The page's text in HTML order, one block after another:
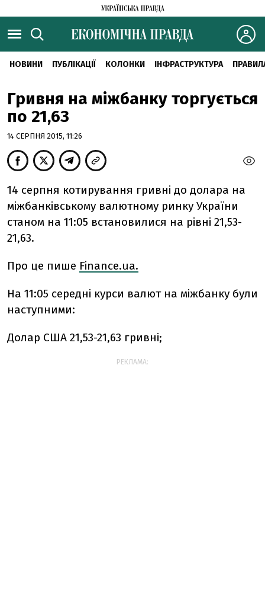
НОВИНИ ПУБЛІКАЦІЇ КОЛОНКИ ІНФРАСТРУКТУРА
Гривня на міжбанку торгується
по 21,63
14 СЕРПНЯ 2015, 11:26
14 серпня котирування гривні до долара на
міжбанківському валютному ринку України
станом на 11:05 встановилися на рівні 21,53-
21,63.
Про це пише Finanсe.ua.
На 11:05 середні курси валют на міжбанку були
наступними:
Долар США 21,53-21,63 гривні;
РЕКЛАМА: